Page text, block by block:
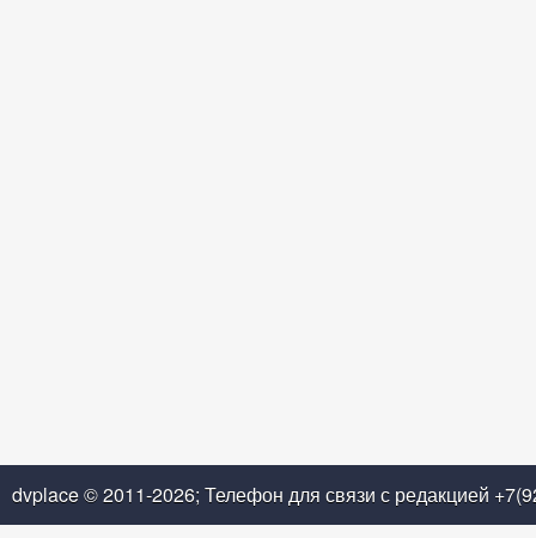
dvplace © 2011-2026; Телефон для связи с редакцией